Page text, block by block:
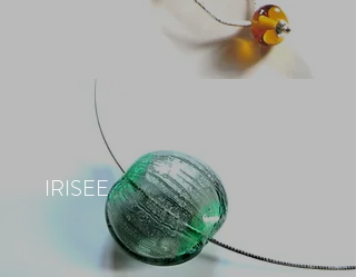
IRISEE